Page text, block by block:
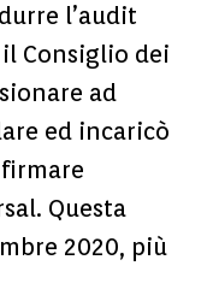
l’audit
Consiglio dei
ad
ed incaricò
Questa
2020, più